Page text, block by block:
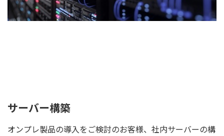
サーバー構築
オンプレ製品の導入をご検討のお客様、社内サーバーの構